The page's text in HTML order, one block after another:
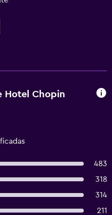
Hotel Chopin
483
318
314
211